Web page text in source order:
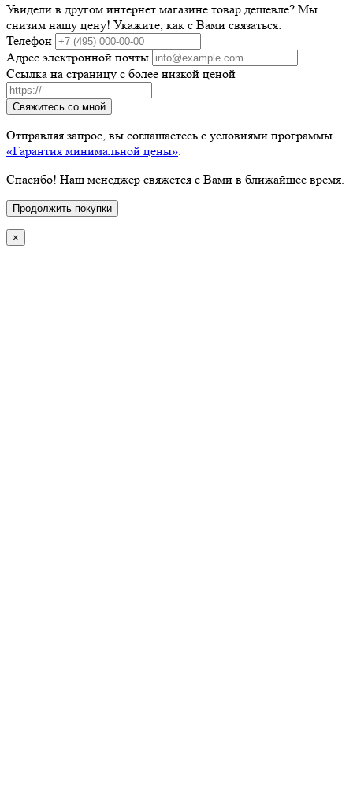
Увидели в другом интернет магазине товар дешевле? Мы
снизим нашу цену! Укажите, как с Вами связаться:
Телефон
Адрес электронной почты
Ссылка на страницу с более низкой ценой
Свяжитесь со мной
Отправляя запрос, вы соглашаетесь с условиями программы
«Гарантия минимальной цены»
Спасибо! Наш менеджер свяжется с Вами в ближайшее время.
Продолжить покупки
×